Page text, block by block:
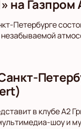
на
Петербурге
в клубе А2
шоу и